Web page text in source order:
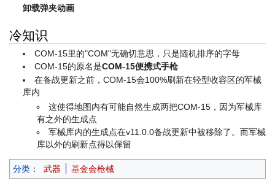
卸载弹夹动画
冷知识
COM-15里的"COM"无确切意思，只是随机排序的字母
COM-15的原名是COM-15便携式手枪
在备战更新之前，COM-15会100%刷新在轻型收容区的军械
库内
这使得地图内有可能自然生成两把COM-15，因为军械库
有之外的生成点
军械库内的生成点在v11.0.0备战更新中被移除了。而军械
库以外的刷新点得以保留
分类 ： 武器 基金会枪械